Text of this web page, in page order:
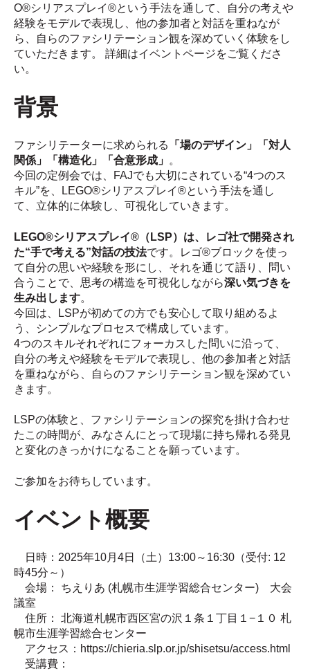
O®シリアスプレイ®という手法を通して、自分の考えや
経験をモデルで表現し、他の参加者と対話を重ねなが
ら、自らのファシリテーション観を深めていく 体験をし
ていただきます。 詳細はイベントページをご覧くださ
い。
背景
ファシリテーターに求められる
「場のデザイン」「対人
関係」「構造化」「合意形成」 。
今回の定例会では、FAJでも大切にされている“4つのス
キル”を、LEGO®シリアスプレイ®という手法を通し
て、立体的に体験し、可視化していきます。
LEGO®シリアスプレイ®（LSP）は、レゴ社で開発され
た“手で考える”対話の技法です。レゴ®ブロックを使っ
て自分の思いや経験を形にし、それを通じて語り、問い
合うことで、思考の構造を可視化しながら深い気づきを
生み出します。
今回は、LSPが初めての方でも安心して取り組めるよ
う、シンプルなプロセスで構成しています。
4つのスキルそれぞれにフォーカスした問いに沿って、
自分の考えや経験をモデルで表現し、他の参加者と対話
を重ねながら、自らのファシリテーション観を深めてい
きます。
LSPの体験と、ファシリテーションの探究を掛け合わせ
たこの時間が、みなさんにとって現場に持ち帰れる発見
と変化のきっかけになることを願っています。
ご参加をお待ちしています。
イベント概要
日時：2025年10月4日（土）13:00～16:30（受付: 12
時45分～）
会場： ちえりあ (札幌市生涯学習総合センター) 大会
議室
住所： 北海道札幌市西区宮の沢１条１丁目１−１０ 札
幌市生涯学習総合センター
アクセス：https://chieria.slp.or.jp/shisetsu/access.html
受講費：